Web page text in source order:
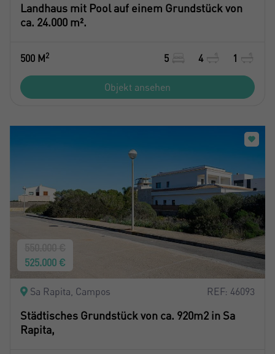
Landhaus mit Pool auf einem Grundstück von
ca. 24.000 m².
500 M2 5 4 1
Objekt ansehen
525.000 €
Sa Rapita, Campos REF: 46093
Städtisches Grundstück von ca. 920m2 in Sa
Rapita,